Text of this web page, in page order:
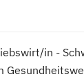
in -